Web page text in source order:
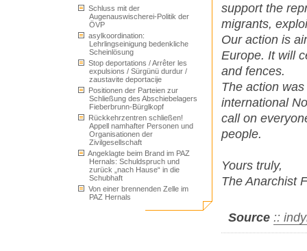
Schluss mit der
Augenauswischerei-Politik der
ÖVP
asylkoordination:
Lehrlingseinigung bedenkliche
Scheinlösung
Stop deportations / Arrêter les
expulsions / Sürgünü durdur /
zaustavite deportacije
Positionen der Parteien zur
Schließung des Abschiebelagers
Fieberbrunn-Bürglkopf
Rückkehrzentren schließen!
Appell namhafter Personen und
Organisationen der
Zivilgesellschaft
Angeklagte beim Brand im PAZ
Hernals: Schuldspruch und
zurück „nach Hause“ in die
Schubhaft
Von einer brennenden Zelle im
PAZ Hernals
support the
migrants,
Our action is
Europe. It will
and fences.
The action
international
call on
people.
Yours truly,
The Anarchist
Source ::